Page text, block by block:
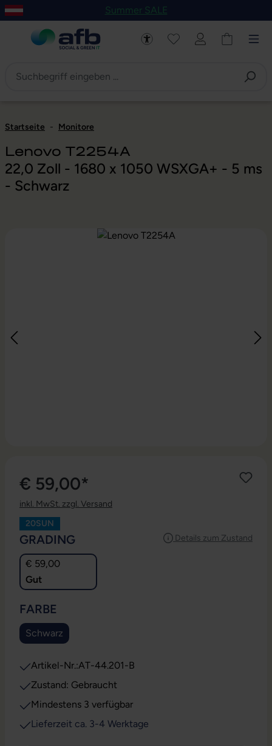
Hauptinhalt springen
Zur Navigation der B2B-Plattform springen
Summer SALE
Startseite - Monitore
Lenovo T2254A
22,0 Zoll - 1680 x 1050 WSXGA+ - 5 ms
- Schwarz
Bildergalerie überspringen
€ 59,00*
inkl. MwSt. zzgl. Versand
20SUN
Details zum Zustand
GRADING
€ 59,00
Gut
FARBE
Schwarz
Artikel-Nr.:AT-44.201-B
Zustand: Gebraucht
Mindestens 3 verfügbar
Lieferzeit ca. 3-4 Werktage